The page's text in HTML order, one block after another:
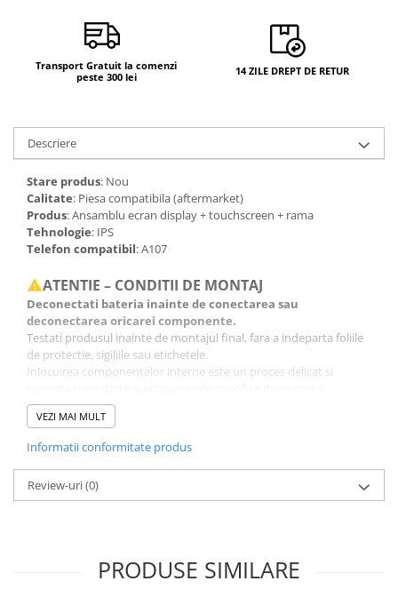
Transport Gratuit la comenzi
peste 300 lei
14 ZILE DREPT DE RETUR
Descriere
Stare produs: Nou
Calitate: Piesa compatibila (aftermarket)
Produs: Ansamblu ecran display + touchscreen + rama
Tehnologie: IPS
Telefon compatibil: A107
ATENTIE – CONDITII DE MONTAJ
Deconectati bateria inainte de conectarea sau
deconectarea oricarei componente.
Testati produsul inainte de montajul final, fara a indeparta foliile
de protectie, sigiliile sau etichetele.
Inlocuirea componentelor interne este un proces delicat si
reparatiilor GSM.
Se recomanda montajul intr-un service specializat.
GARANTIE
Garantia se ofera doar in cazul in care produsul a fost montat
intr-un service GSM.
VEZI MAI MULT
Informatii conformitate produs
Review-uri(0)
PRODUSE SIMILARE